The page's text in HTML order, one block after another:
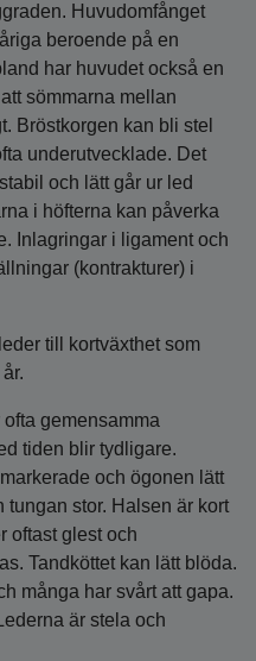
Huvudomfånget
beroende på en
har huvudet också en
sömmarna mellan
Bröstkorgen kan bli stel
underutvecklade. Det
och lätt går ur led
i höfterna kan påverka
Inlagringar i ligament och
(kontrakturer) i
till kortväxthet som
gemensamma
tiden blir tydligare.
och ögonen lätt
tungan stor. Halsen är kort
oftast glest och
Tandköttet kan lätt blöda.
många har svårt att gapa.
är stela och